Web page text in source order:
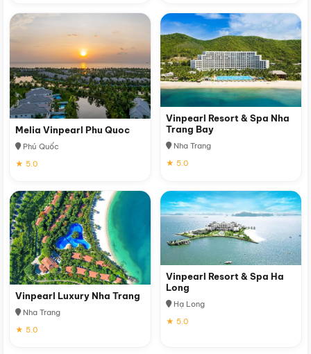
Melia Vinpearl Phu Quoc
Phú Quốc
★ 5.0
Vinpearl Resort & Spa Nha
Trang Bay
Nha Trang
★ 5.0
Vinpearl Luxury Nha Trang
Nha Trang
★ 5.0
Vinpearl Resort & Spa Ha
Long
Hạ Long
★ 5.0